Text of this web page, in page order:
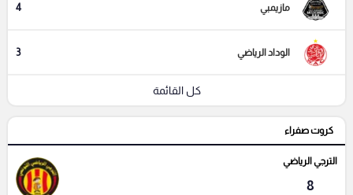
مازيمبي 4
الوداد الرياضي 3
كل القائمة
كروت صفراء
الترجي الرياضي
8